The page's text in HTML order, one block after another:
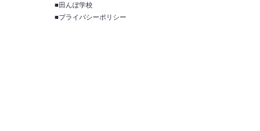
■田んぼ学校
■プライバシーポリシー